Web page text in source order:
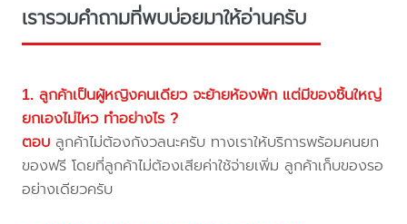
เรารวมคำถามที่พบบ่อยมาให้อ่านครับ
1. ลูกค้าเป็นผู้หญิงคนเดียว จะย้ายห้องพัก แต่มีของชิ้นใหญ่
ยกเองไม่ไหว ทำอย่างไร ?
ตอบ ลูกค้าไม่ต้องกังวลนะครับ ทางเราให้บริการพร้อมคนยก
ของฟรี โดยที่ลูกค้าไม่ต้องเสียค่าใช้จ่ายเพิ่ม ลูกค้าเก็บของรอ
อย่างเดียวครับ